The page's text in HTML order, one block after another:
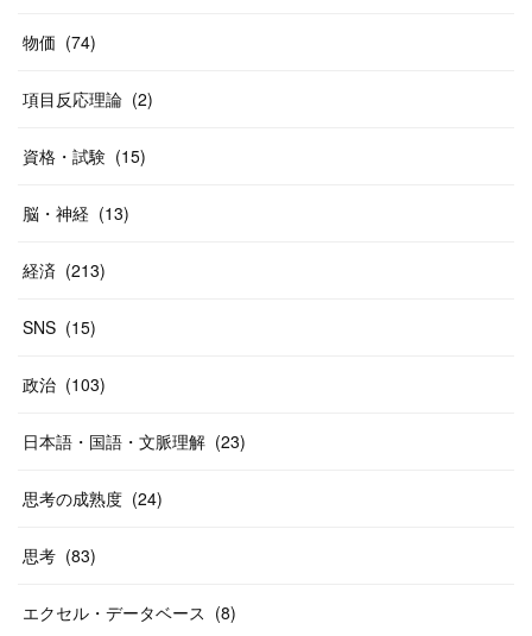
10
物価 (74)
項目反応理論 (2)
資格・試験 (15)
脳・神経 (13)
経済 (213)
SNS (15)
政治 (103)
日本語・国語・文脈理解 (23)
思考の成熟度 (24)
思考 (83)
エクセル・データベース (8)